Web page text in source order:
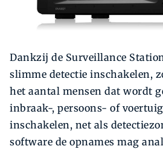
Dankzij de Surveillance
slimme detectie inschakelen,
het aantal mensen dat wordt
inbraak-, persoons- of
inschakelen, net als
software de opnames mag